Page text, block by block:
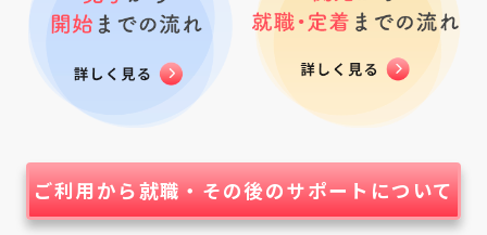
ご利用から就職・その後のサポートについて